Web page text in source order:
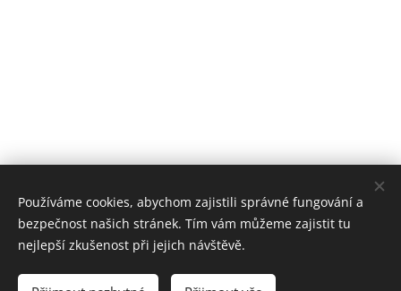
Používáme cookies, abychom zajistili správné fungování a
bezpečnost našich stránek. Tím vám můžeme zajistit tu
nejlepší zkušenost při jejich návštěvě.